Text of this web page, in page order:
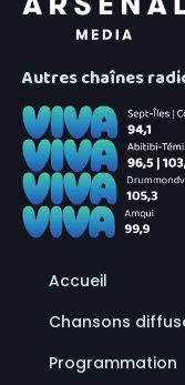
Autres chaînes
Accueil
Chansons
Programmation